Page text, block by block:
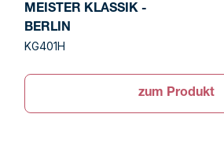
MEISTER KLASSIK -
BERLIN
KG401H
zum Produkt